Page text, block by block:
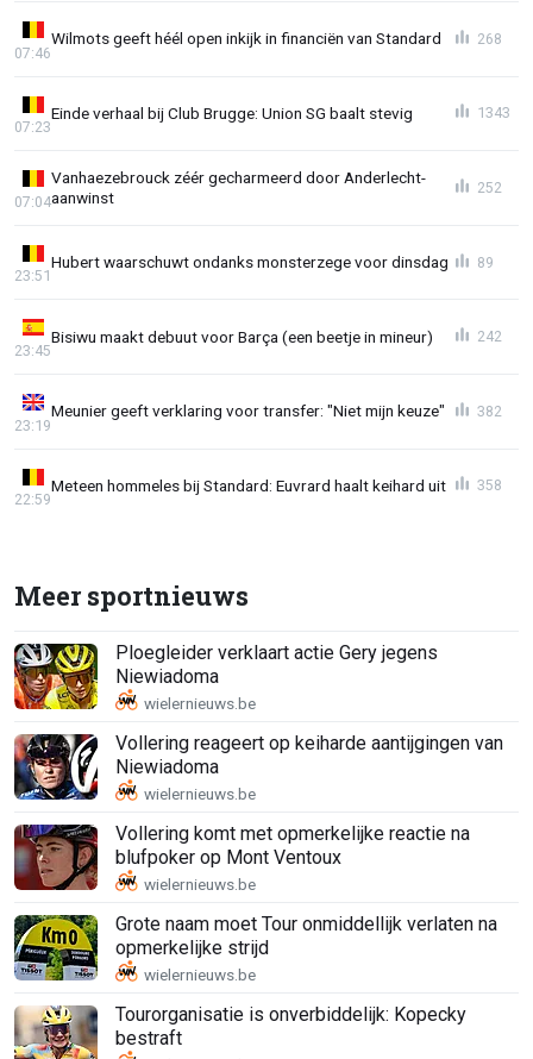
Wilmots geeft héél open inkijk in financiën van Standard
07:46
268
Einde verhaal bij Club Brugge: Union SG baalt stevig
07:23
1343
Vanhaezebrouck zéér gecharmeerd door Anderlecht-
aanwinst
07:04
252
Hubert waarschuwt ondanks monsterzege voor dinsdag
23:51
89
Bisiwu maakt debuut voor Barça (een beetje in mineur)
23:45
242
Meunier geeft verklaring voor transfer: "Niet mijn keuze"
23:19
382
Meteen hommeles bij Standard: Euvrard haalt keihard uit
22:59
358
Meer sportnieuws
Ploegleider verklaart actie Gery jegens
Niewiadoma
Vollering reageert op keiharde aantijgingen van
Niewiadoma
Vollering komt met opmerkelijke reactie na
blufpoker op Mont Ventoux
Grote naam moet Tour onmiddellijk verlaten na
opmerkelijke strijd
Tourorganisatie is onverbiddelijk: Kopecky
bestraft